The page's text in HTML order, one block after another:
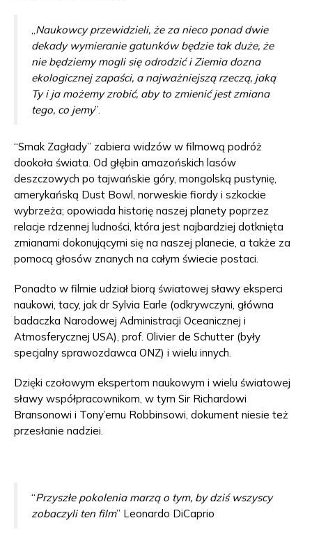
Naukowcy przewidzieli, że za nieco ponad dwie
dekady wymieranie gatunków będzie tak duże, że
nie będziemy mogli się odrodzić i Ziemia dozna
ekologicznej zapaści, a najważniejszą rzeczą, jaką
Ty i ja możemy zrobić, aby to zmienić jest zmiana
tego, co jemy”.
“Smak Zagłady” zabiera widzów w filmową podróż
dookoła świata. Od głębin amazońskich lasów
deszczowych po tajwańskie góry, mongolską pustynię,
amerykańską Dust Bowl, norweskie fiordy i szkockie
wybrzeża; opowiada historię naszej planety poprzez
relacje rdzennej ludności, która jest najbardziej dotknięta
zmianami dokonującymi się na naszej planecie, a także za
pomocą głosów znanych na całym świecie postaci.
Ponadto w filmie udział biorą światowej sławy eksperci
naukowi, tacy, jak dr Sylvia Earle (odkrywczyni, główna
badaczka Narodowej Administracji Oceanicznej i
Atmosferycznej USA), prof. Olivier de Schutter (były
specjalny sprawozdawca ONZ) i wielu innych.
Dzięki czołowym ekspertom naukowym i wielu światowej
sławy współpracownikom, w tym Sir Richardowi
Bransonowi i Tony’emu Robbinsowi, dokument niesie też
przesłanie nadziei.
“Przyszłe pokolenia marzą o tym, by dziś wszyscy
zobaczyli ten film” Leonardo DiCaprio